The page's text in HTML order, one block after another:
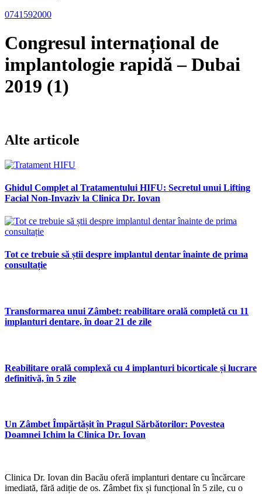
0741592000
Congresul internațional de
implantologie rapidă – Dubai
2019 (1)
Alte articole
Ghidul Complet al Tratamentului HIFU: Secretul unui Lifting
Facial Non-Invaziv la Clinica Dr. Iovan
Tot ce trebuie să știi despre implantul dentar înainte de prima
consultație
Transformarea unui Zâmbet: reabilitare orală completă cu 11
implanturi dentare, în doar 21 de zile
Reabilitare orală complexă cu 4 implanturi bicorticale și lucrare
definitivă, în 5 zile
Un Zâmbet Împărtășit în Pragul Sărbătorilor: Povestea
Doamnei Ichim la Clinica Dr. Iovan
Clinica Dr. Iovan din Bacău oferă implanturi dentare cu încărcare
imediată, fără adiție de os. Zâmbet fix și funcțional în 5 zile, cu o